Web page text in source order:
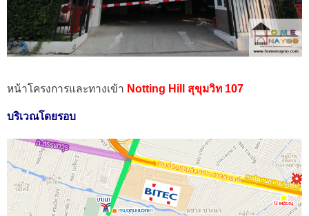
หน้าโครงการและทางเข้า Notting Hill สุขุมวิท 107
บริเวณโดยรอบ